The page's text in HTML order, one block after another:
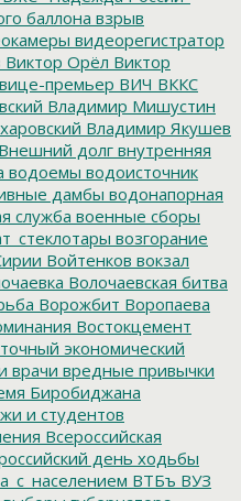
баллона взрыв
видеорегистратор
Виктор Орёл Виктор
вице-премьер ВИЧ ВККС
Владимир Мишустин
Владимир Якушев
Внешний долг внутренняя
водоемы водоисточник
дамбы водонапорная
служба военные сборы
возгорание
Войтенков вокзал
Волочаевская битва
Ворожбит Воропаева
Востокцемент
экономический
врачи вредные привычки
Биробиджана
и студентов
Всероссийская
день ходьбы
ВТБъ ВУЗ